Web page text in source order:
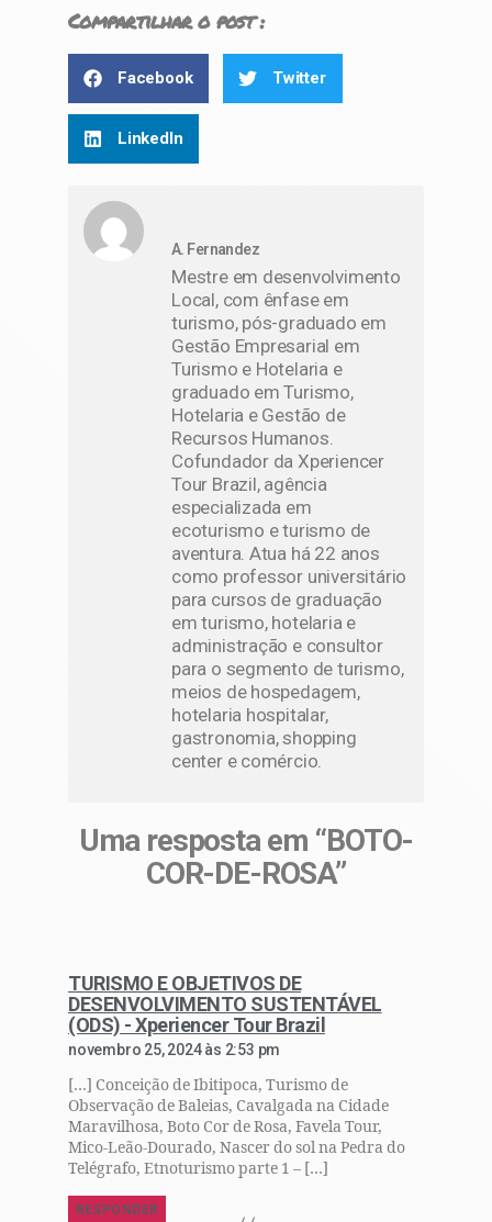
Compartilhar o post :
Facebook Twitter
LinkedIn
A. Fernandez
Mestre em desenvolvimento
Local, com ênfase em
turismo, pós-graduado em
Gestão Empresarial em
Turismo e Hotelaria e
graduado em Turismo,
Hotelaria e Gestão de
Recursos Humanos.
Cofundador da Xperiencer
Tour Brazil, agência
especializada em
ecoturismo e turismo de
aventura. Atua há 22 anos
como professor universitário
para cursos de graduação
em turismo, hotelaria e
administração e consultor
para o segmento de turismo,
meios de hospedagem,
hotelaria hospitalar,
gastronomia, shopping
center e comércio.
Uma resposta em “BOTO-
COR-DE-ROSA”
TURISMO E OBJETIVOS DE
DESENVOLVIMENTO SUSTENTÁVEL
(ODS) - Xperiencer Tour Brazil
novembro 25, 2024 às 2:53 pm
[…] Conceição de Ibitipoca, Turismo de
Observação de Baleias, Cavalgada na Cidade
Maravilhosa, Boto Cor de Rosa, Favela Tour,
Mico-Leão-Dourado, Nascer do sol na Pedra do
Telégrafo, Etnoturismo parte 1 – […]
RESPONDER